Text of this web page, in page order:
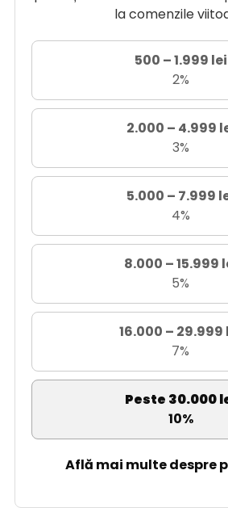
la comenzile
500 – 1.999 lei
2%
2.000 – 4.999
3%
5.000 – 7.999
4%
8.000 – 15.999
5%
16.000 – 29.999
7%
Peste 30.000
10%
Află mai multe despre